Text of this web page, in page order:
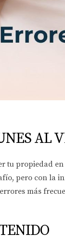
AL
tu propiedad
pero con la
más